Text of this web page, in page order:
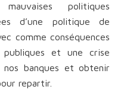
politiques
d’une politique de
comme conséquences
publiques et une crise
nos banques et obtenir
repartir.